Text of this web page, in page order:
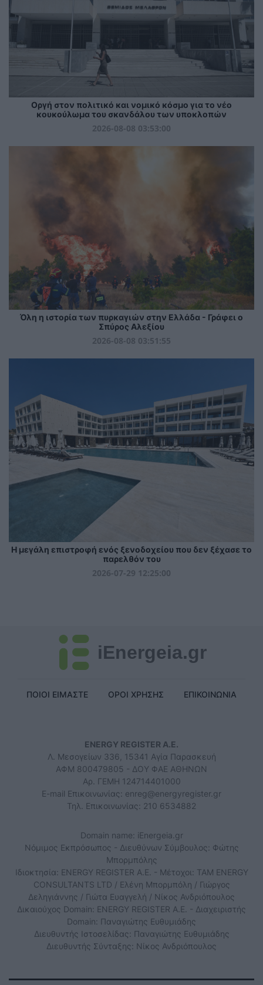
Οργή στον πολιτικό και νομικό κόσμο για το νέο
κουκούλωμα του σκανδάλου των υποκλοπών
2026-08-08 03:53:00
Όλη η ιστορία των πυρκαγιών στην Ελλάδα - Γράφει ο
Σπύρος Αλεξίου
2026-08-08 03:51:55
Η μεγάλη επιστροφή ενός ξενοδοχείου που δεν ξέχασε το
παρελθόν του
2026-07-29 12:25:00
iEnergeia.gr
ΠΟΙΟΙ ΕΙΜΑΣΤΕ ΟΡΟΙ ΧΡΗΣΗΣ ΕΠΙΚΟΙΝΩΝΙΑ
ENERGY REGISTER Α.Ε.
Λ. Μεσογείων 336, 15341 Αγία Παρασκευή
ΑΦΜ 800479805 - ΔΟΥ ΦΑΕ ΑΘΗΝΩΝ
Αρ. ΓΕΜΗ 124714401000
E-mail Επικοινωνίας: enreg@energyregister.gr
Τηλ. Επικοινωνίας: 210 6534882
Domain name: iEnergeia.gr
Νόμιμος Εκπρόσωπος - Διευθύνων Σύμβουλος: Φώτης
Μπορμπόλης
Ιδιοκτησία: ENERGY REGISTER Α.Ε. - Μέτοχοι: TAM ENERGY
CONSULTANTS LTD / Ελένη Μπορμπόλη / Γιώργος
Δεληγιάννης / Γιώτα Ευαγγελή / Νίκος Ανδριόπουλος
Δικαιούχος Domain: ENERGY REGISTER Α.Ε. - Διαχειριστής
Domain: Παναγιώτης Ευθυμιάδης
Διευθυντής Ιστοσελίδας: Παναγιώτης Ευθυμιάδης
Διευθυντής Σύνταξης: Νίκος Ανδριόπουλος